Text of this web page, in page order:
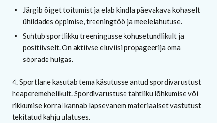
Järgib õiget toitumist ja elab kindla päevakava kohaselt,
ühildades õppimise, treeningtöö ja meelelahutuse.
Suhtub sportlikku treeningusse kohusetundlikult ja
positiivselt. On aktiivse eluviisi propageerija oma
sõprade hulgas.
4. Sportlane kasutab tema käsutusse antud spordivarustust
heaperemehelikult. Spordivarustuse tahtliku lõhkumise või
rikkumise korral kannab lapsevanem materiaalset vastutust
tekitatud kahju ulatuses.